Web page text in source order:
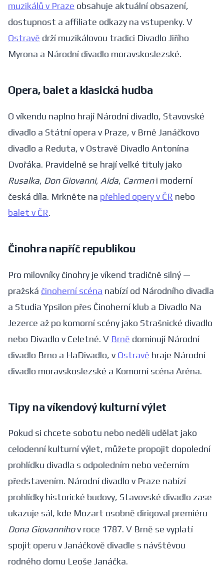
muzikálů v Praze obsahuje aktuální obsazení,
dostupnost a affiliate odkazy na vstupenky. V
Ostravě drží muzikálovou tradici Divadlo Jiřího
Myrona a Národní divadlo moravskoslezské.
Opera, balet a klasická hudba
O víkendu naplno hrají Národní divadlo, Stavovské
divadlo a Státní opera v Praze, v Brně Janáčkovo
divadlo a Reduta, v Ostravě Divadlo Antonína
Dvořáka. Pravidelně se hrají velké tituly jako
Rusalka, Don Giovanni, Aida, Carmeni moderní
česká díla. Mrkněte na přehled opery v ČR nebo
balet v ČR.
Činohra napříč republikou
Pro milovníky činohry je víkend tradičně silný —
pražská činoherní scéna nabízí od Národního divadla
a Studia Ypsilon přes Činoherní klub a Divadlo Na
Jezerce až po komorní scény jako Strašnické divadlo
nebo Divadlo v Celetné. V Brně dominují Národní
divadlo Brno a HaDivadlo, v Ostravě hraje Národní
divadlo moravskoslezské a Komorní scéna Aréna.
Tipy na víkendový kulturní výlet
Pokud si chcete sobotu nebo neděli udělat jako
celodenní kulturní výlet, můžete propojit dopolední
prohlídku divadla s odpoledním nebo večerním
představením. Národní divadlo v Praze nabízí
prohlídky historické budovy, Stavovské divadlo zase
ukazuje sál, kde Mozart osobně dirigoval premiéru
Dona Giovannihov roce 1787. V Brně se vyplatí
spojit operu v Janáčkově divadle s návštěvou
rodného domu Leoše Janáčka.